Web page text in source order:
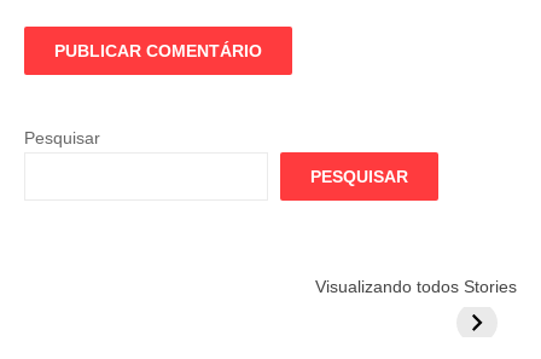
Pesquisar
PESQUISAR
Visualizando todos Stories
Globo quer
Lesão
do